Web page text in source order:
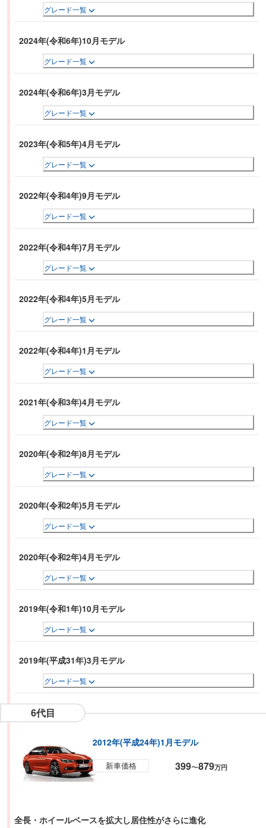
グレード一覧
2024年(令和6年)10月モデル
グレード一覧
2024年(令和6年)3月モデル
グレード一覧
2023年(令和5年)4月モデル
グレード一覧
2022年(令和4年)9月モデル
グレード一覧
2022年(令和4年)7月モデル
グレード一覧
2022年(令和4年)5月モデル
グレード一覧
2022年(令和4年)1月モデル
グレード一覧
2021年(令和3年)4月モデル
グレード一覧
2020年(令和2年)8月モデル
グレード一覧
2020年(令和2年)5月モデル
グレード一覧
2020年(令和2年)4月モデル
グレード一覧
2019年(令和1年)10月モデル
グレード一覧
2019年(平成31年)3月モデル
グレード一覧
6代目
2012年(平成24年)1月モデル
新車価格 399〜879万円
全長・ホイールベースを拡大し居住性がさらに進化